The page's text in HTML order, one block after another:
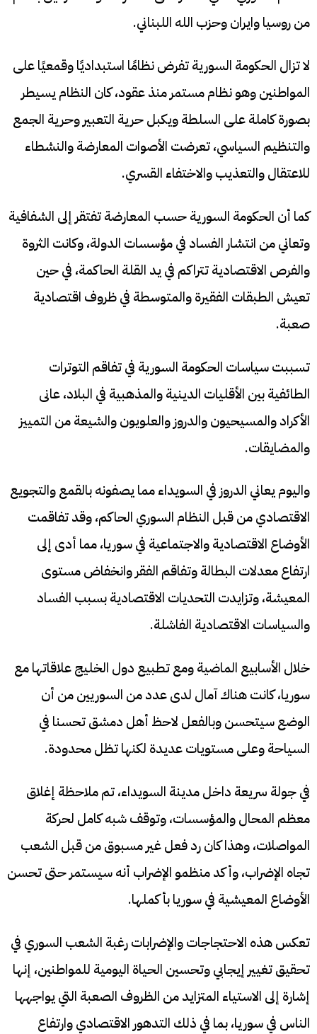
من روسيا وايران وحزب الله اللبناني.
لا تزال الحكومة السورية تفرض نظامًا استبداديًا وقمعيًا على
المواطنين وهو نظام مستمر منذ عقود، كان النظام يسيطر
بصورة كاملة على السلطة ويكبل حرية التعبير وحرية الجمع
والتنظيم السياسي، تعرضت الأصوات المعارضة والنشطاء
للاعتقال والتعذيب والاختفاء القسري.
كما أن الحكومة السورية حسب المعارضة تفتقر إلى الشفافية
وتعاني من انتشار الفساد في مؤسسات الدولة، وكانت الثروة
والفرص الاقتصادية تتراكم في يد القلة الحاكمة، في حين
تعيش الطبقات الفقيرة والمتوسطة في ظروف اقتصادية
صعبة.
تسببت سياسات الحكومة السورية في تفاقم التوترات
الطائفية بين الأقليات الدينية والمذهبية في البلاد، عانى
الأكراد والمسيحيون والدروز والعلويون والشيعة من التمييز
والمضايقات.
واليوم يعاني الدروز في السويداء مما يصفونه بالقمع والتجويع
الاقتصادي من قبل النظام السوري الحاكم، وقد تفاقمت
الأوضاع الاقتصادية والاجتماعية في سوريا، مما أدى إلى
ارتفاع معدلات البطالة وتفاقم الفقر وانخفاض مستوى
المعيشة، وتزايدت التحديات الاقتصادية بسبب الفساد
والسياسات الاقتصادية الفاشلة.
خلال الأسابيع الماضية ومع تطبيع دول الخليج علاقاتها مع
سوريا، كانت هناك آمال لدى عدد من السوريين من أن
الوضع سيتحسن وبالفعل لاحظ أهل دمشق تحسنا في
السياحة وعلى مستويات عديدة لكنها تظل محدودة.
في جولة سريعة داخل مدينة السويداء، تم ملاحظة إغلاق
معظم المحال والمؤسسات، وتوقف شبه كامل لحركة
المواصلات، وهذا كان رد فعل غير مسبوق من قبل الشعب
تجاه الإضراب، وأكد منظمو الإضراب أنه سيستمر حتى تحسن
الأوضاع المعيشية في سوريا بأكملها.
تعكس هذه الاحتجاجات والإضرابات رغبة الشعب السوري في
تحقيق تغيير إيجابي وتحسين الحياة اليومية للمواطنين، إنها
إشارة إلى الاستياء المتزايد من الظروف الصعبة التي يواجهها
الناس في سوريا، بما في ذلك التدهور الاقتصادي وارتفاع